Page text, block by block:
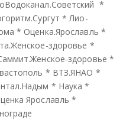
*
* Лио-
* Оценка.Ярославль *
здоровье *
здоровье *
* ВТЗ.ЯНАО *
* Наука *
Ярославль *